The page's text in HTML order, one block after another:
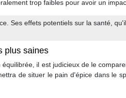
trop faibles pour avoir un
Ses effets potentiels sur la santé,
plus saines
il est judicieux de le
de situer le pain d'épice dans le